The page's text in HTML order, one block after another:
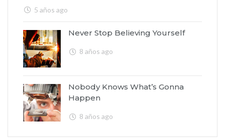
5 años ago
Never Stop Believing Yourself
8 años ago
Nobody Knows What’s Gonna
Happen
8 años ago